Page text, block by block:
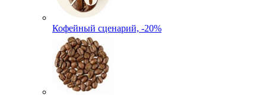
Кофейный сценарий, -20%